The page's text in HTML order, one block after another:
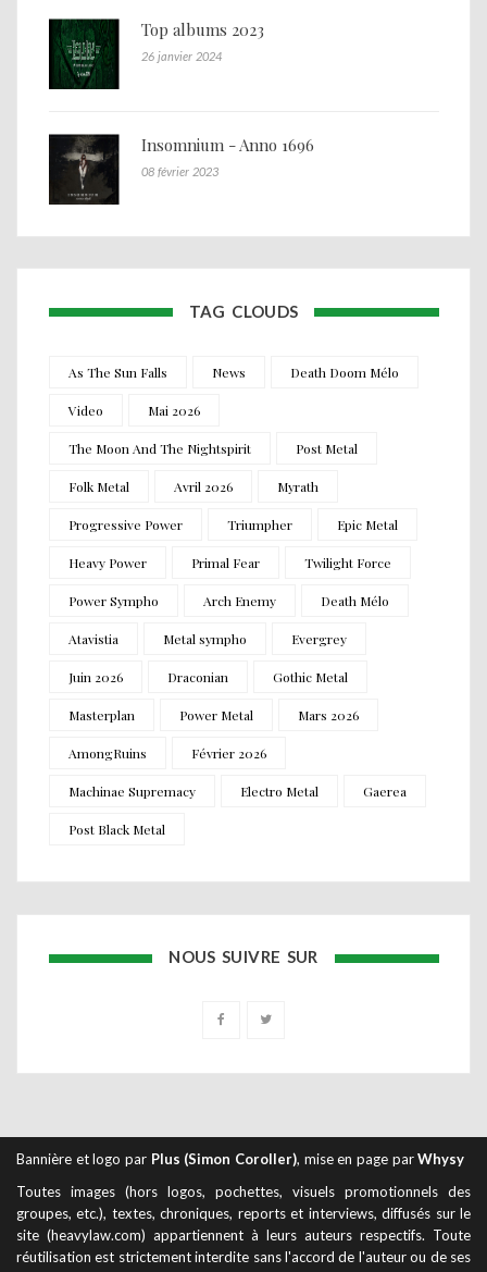
Top albums 2023
26 janvier 2024
Insomnium - Anno 1696
08 février 2023
TAG CLOUDS
As The Sun Falls News Death Doom Mélo
Video Mai 2026
The Moon And The Nightspirit Post Metal
Folk Metal Avril 2026 Myrath
Progressive Power Triumpher Epic Metal
Heavy Power Primal Fear Twilight Force
Power Sympho Arch Enemy Death Mélo
Atavistia Metal sympho Evergrey
Juin 2026 Draconian Gothic Metal
Masterplan Power Metal Mars 2026
AmongRuins Février 2026
Machinae Supremacy Electro Metal Gaerea
Post Black Metal
NOUS SUIVRE SUR
Bannière et logo par Plus (Simon Coroller), mise en page parWhysy
Toutes images (hors logos, pochettes, visuels promotionnels des
groupes, etc.), textes, chroniques, reports et interviews, diffusés sur le
site (heavylaw.com) appartiennent à leurs auteurs respectifs. Toute
réutilisation est strictement interdite sans l'accord de l'auteur ou de ses